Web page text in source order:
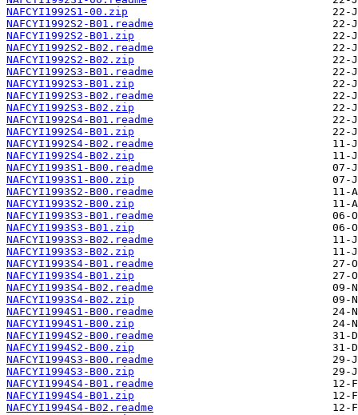
NAFCYI1992S1-00.zip
NAFCYI1992S2-B01.readme
NAFCYI1992S2-B01.zip
NAFCYI1992S2-B02.readme
NAFCYI1992S2-B02.zip
NAFCYI1992S3-B01.readme
NAFCYI1992S3-B01.zip
NAFCYI1992S3-B02.readme
NAFCYI1992S3-B02.zip
NAFCYI1992S4-B01.readme
NAFCYI1992S4-B01.zip
NAFCYI1992S4-B02.readme
NAFCYI1992S4-B02.zip
NAFCYI1993S1-B00.readme
NAFCYI1993S1-B00.zip
NAFCYI1993S2-B00.readme
NAFCYI1993S2-B00.zip
NAFCYI1993S3-B01.readme
NAFCYI1993S3-B01.zip
NAFCYI1993S3-B02.readme
NAFCYI1993S3-B02.zip
NAFCYI1993S4-B01.readme
NAFCYI1993S4-B01.zip
NAFCYI1993S4-B02.readme
NAFCYI1993S4-B02.zip
NAFCYI1994S1-B00.readme
NAFCYI1994S1-B00.zip
NAFCYI1994S2-B00.readme
NAFCYI1994S2-B00.zip
NAFCYI1994S3-B00.readme
NAFCYI1994S3-B00.zip
NAFCYI1994S4-B01.readme
NAFCYI1994S4-B01.zip
NAFCYI1994S4-B02.readme